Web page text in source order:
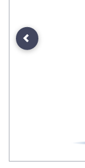
Previous